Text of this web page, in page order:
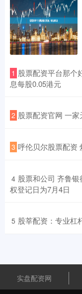
1 股票配资平台那个
息每股0.05港元
2 股票配资官网 一
3 呼伦贝尔股票配资
4 股票和公司 齐鲁
权登记日为7月4日
5 股莘配资：专业杠
实盘配资网